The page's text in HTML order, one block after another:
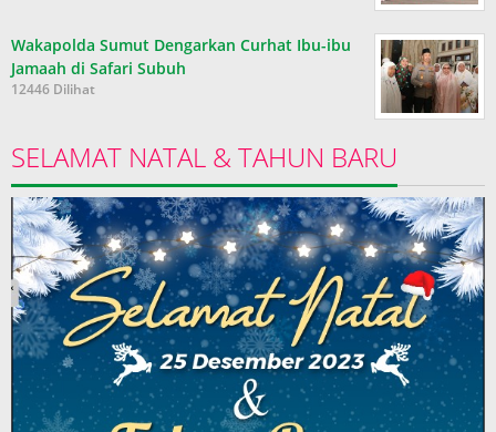
Wakapolda Sumut Dengarkan Curhat Ibu-ibu
Jamaah di Safari Subuh
12446 Dilihat
SELAMAT NATAL & TAHUN BARU